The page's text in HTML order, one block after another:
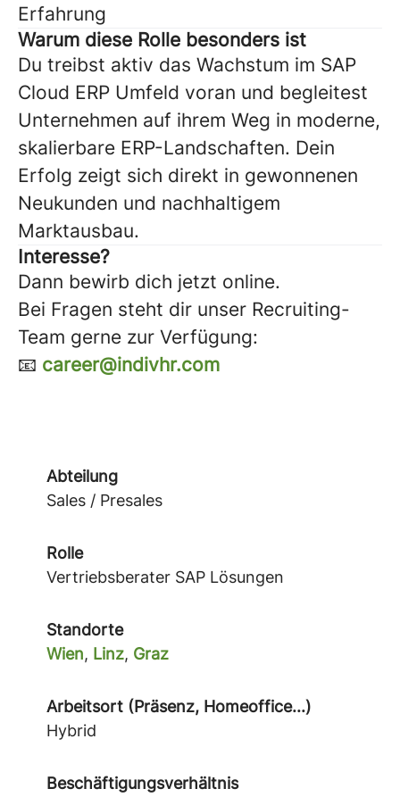
Erfahrung
Warum diese Rolle besonders ist
Du treibst aktiv das Wachstum im SAP
Cloud ERP Umfeld voran und begleitest
Unternehmen auf ihrem Weg in moderne,
skalierbare ERP-Landschaften. Dein
Erfolg zeigt sich direkt in gewonnenen
Neukunden und nachhaltigem
Marktausbau.
Interesse?
Dann bewirb dich jetzt online.
Bei Fragen steht dir unser Recruiting-
Team gerne zur Verfügung:
📧 career@indivhr.com
Abteilung
Sales / Presales
Rolle
Vertriebsberater SAP Lösungen
Standorte
Wien, Linz, Graz
Arbeitsort (Präsenz, Homeoffice...)
Hybrid
Beschäftigungsverhältnis